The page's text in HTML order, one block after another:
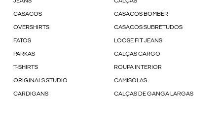
CASACOS CASACOS BOMBER
OVERSHIRTS CASACOS SUBRETUDOS
FATOS LOOSE FIT JEANS
PARKAS CALÇAS CARGO
T-SHIRTS ROUPA INTERIOR
ORIGINALS STUDIO CAMISOLAS
CARDIGANS CALÇAS DE GANGA LARGAS